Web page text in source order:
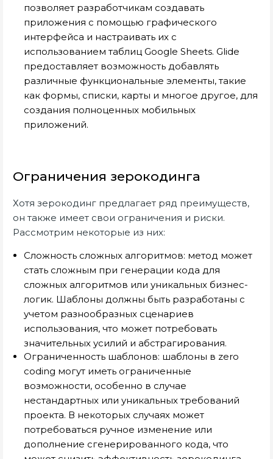
позволяет разработчикам создавать
приложения с помощью графического
интерфейса и настраивать их с
использованием таблиц Google Sheets. Glide
предоставляет возможность добавлять
различные функциональные элементы, такие
как формы, списки, карты и многое другое, для
создания полноценных мобильных
приложений.
Ограничения зерокодинга
Хотя зерокодинг предлагает ряд преимуществ,
он также имеет свои ограничения и риски.
Рассмотрим некоторые из них:
Сложность сложных алгоритмов: метод может
стать сложным при генерации кода для
сложных алгоритмов или уникальных бизнес-
логик. Шаблоны должны быть разработаны с
учетом разнообразных сценариев
использования, что может потребовать
значительных усилий и абстрагирования.
Ограниченность шаблонов: шаблоны в zero
coding могут иметь ограниченные
возможности, особенно в случае
нестандартных или уникальных требований
проекта. В некоторых случаях может
потребоваться ручное изменение или
дополнение сгенерированного кода, что